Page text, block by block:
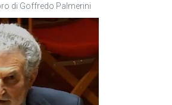
di Goffredo Palmerini